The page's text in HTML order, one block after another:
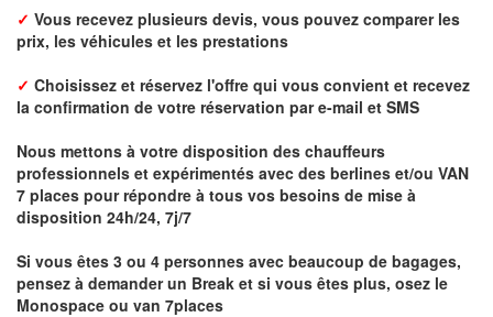
✓ Vous recevez plusieurs devis, vous pouvez comparer les
prix, les véhicules et les prestations
✓ Choisissez et réservez l'offre qui vous convient et recevez
la confirmation de votre réservation pare-mail et SMS
Nous mettons à votre disposition des chauffeurs
professionnels et expérimentés avec des berlines et/ou VAN
7 places pour répondre à tous vos besoins de mise à
disposition 24h/24, 7j/7
Si vous êtes 3 ou 4 personnes avec beaucoup de bagages,
pensez à demander un Break et si vous êtes plus, osez le
Monospace ou van 7places